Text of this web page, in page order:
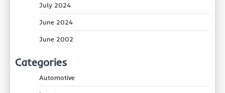
July 2024
June 2024
June 2002
Categories
Automotive